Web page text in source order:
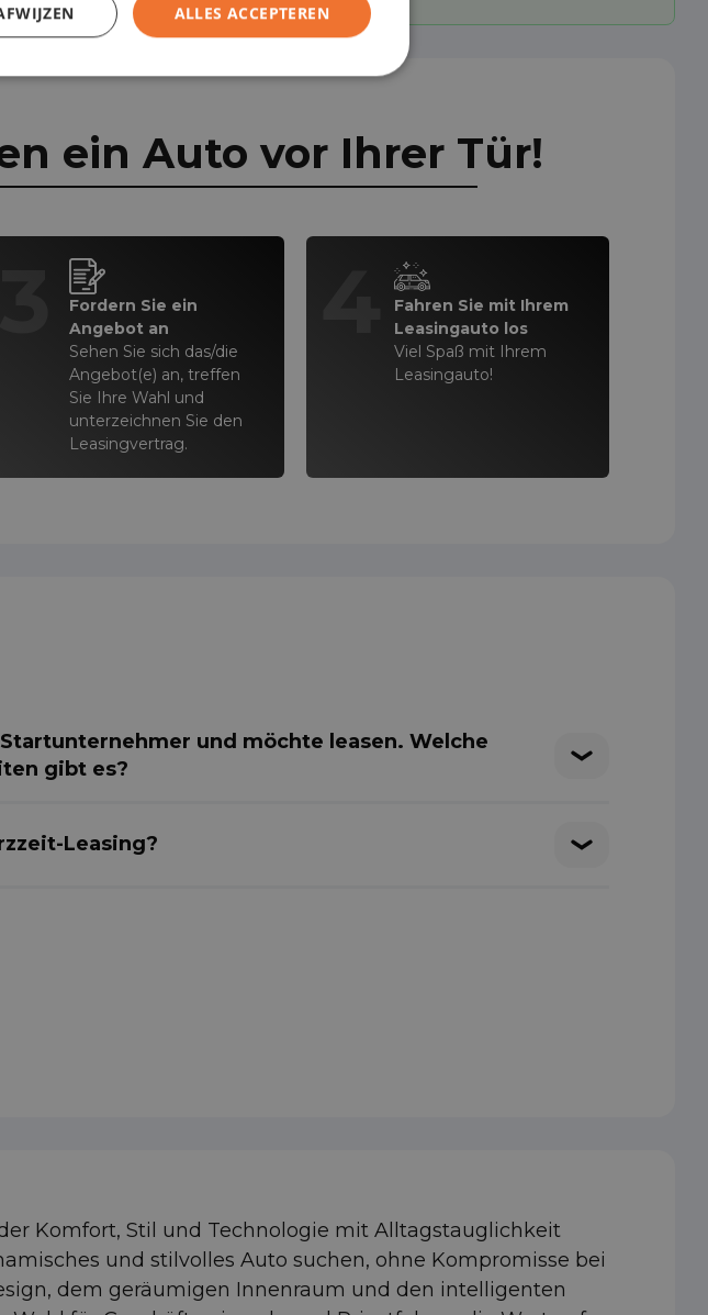
ein Auto vor Ihrer Tür!
Fordern Sie ein
Angebot an
Sehen Sie sich das/die
Angebot(e) an, treffen
Sie Ihre Wahl und
unterzeichnen Sie den
Leasingvertrag.
Fahren Sie mit Ihrem
Leasingauto los
Viel Spaß mit Ihrem
Leasingauto!
und möchte leasen. Welche
gibt es?
Leasing?
Komfort, Stil und Technologie mit Alltagstauglichkeit
und stilvolles Auto suchen, ohne Kompromisse bei
dem geräumigen Innenraum und den intelligenten
ALLES ACCEPTEREN